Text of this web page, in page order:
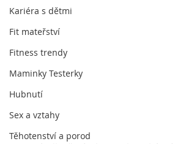
Kariéra s dětmi
Fit mateřství
Fitness trendy
Maminky Testerky
Hubnutí
Sex a vztahy
Těhotenství a porod